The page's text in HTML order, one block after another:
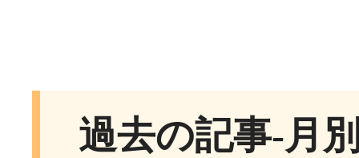
過去の記事-月